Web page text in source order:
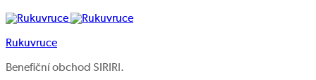
Rukuvruce
Benefiční obchod SIRIRI.